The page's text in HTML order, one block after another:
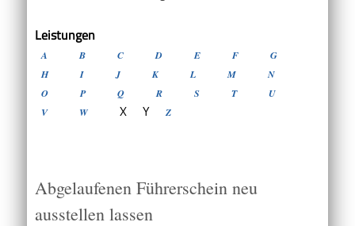
Leistungen
A B C D E F
G
H
I J K L M
N
O
P Q R S T
U
V
W X Y Z
Abgelaufenen Führerschein neu
ausstellen lassen